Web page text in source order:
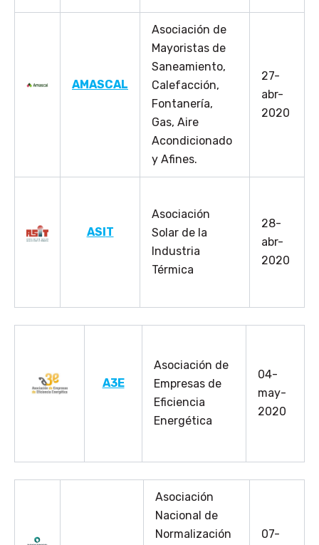
AMASCAL
Asociación de
Mayoristas de
Saneamiento,
Calefacción,
Fontanería,
Gas, Aire
Acondicionado
y Afines.
27-
abr-
2020
ASI T
Asociación
Solar de la
Industria
Térmica
28-
abr-
2020
A3E
Asociación de
Empresas de
Eficiencia
Energética
04-
may-
2020
Asociación
Nacional de
Normalización
07-